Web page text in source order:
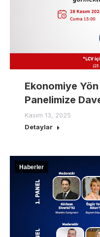
Ekonomiye
Panelimize
Kasım 13, 2025
Detaylar
Haberler